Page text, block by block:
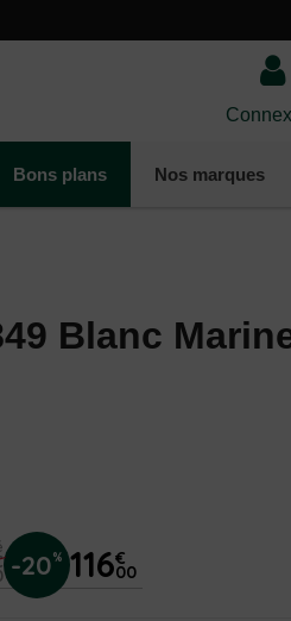
Bons plans Nos marques
Blanc
-20% 116€
00